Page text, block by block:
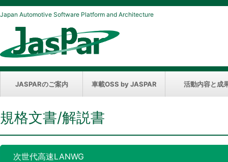
Japan Automotive Software Platform and Architecture
JASPARのご案内 車載OSS by JASPAR 活動内容と成
規格文書/解説書
次世代高速LANWG